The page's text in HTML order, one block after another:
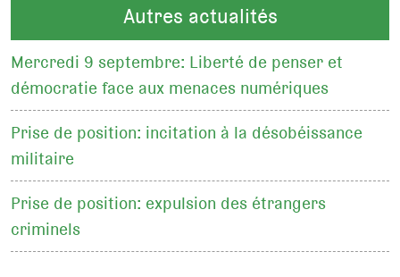
Autres actualités
Mercredi 9 septembre: Liberté de penser et
démocratie face aux menaces numériques
Prise de position: incitation à la désobéissance
militaire
Prise de position: expulsion des étrangers
criminels